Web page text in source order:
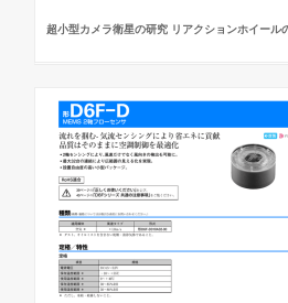
超小型カメラ衛星の研究 リアクションホイール